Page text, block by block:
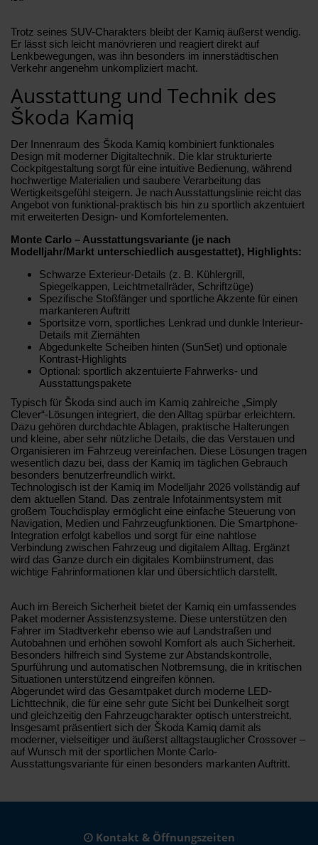
Trotz seines SUV-Charakters bleibt der Kamiq äußerst wendig.
Er lässt sich leicht manövrieren und reagiert direkt auf
Lenkbewegungen, was ihn besonders im innerstädtischen
Verkehr angenehm unkompliziert macht.
Ausstattung und Technik des
Škoda Kamiq
Der Innenraum des Škoda Kamiq kombiniert funktionales
Design mit moderner Digitaltechnik. Die klar strukturierte
Cockpitgestaltung sorgt für eine intuitive Bedienung, während
hochwertige Materialien und saubere Verarbeitung das
Wertigkeitsgefühl steigern. Je nach Ausstattungslinie reicht das
Angebot von funktional-praktisch bis hin zu sportlich akzentuiert
mit erweiterten Design- und Komfortelementen.
Monte Carlo – Ausstattungsvariante (je nach
Modelljahr/Markt unterschiedlich ausgestattet), Highlights:
Schwarze Exterieur-Details (z. B. Kühlergrill,
Spiegelkappen, Leichtmetallräder, Schriftzüge)
Spezifische Stoßfänger und sportliche Akzente für einen
markanteren Auftritt
Sportsitze vorn, sportliches Lenkrad und dunkle Interieur-
Details mit Ziernähten
Abgedunkelte Scheiben hinten (SunSet) und optionale
Kontrast-Highlights
Optional: sportlich akzentuierte Fahrwerks- und
Ausstattungspakete
Typisch für Škoda sind auch im Kamiq zahlreiche „Simply
Clever“-Lösungen integriert, die den Alltag spürbar erleichtern.
Dazu gehören durchdachte Ablagen, praktische Halterungen
und kleine, aber sehr nützliche Details, die das Verstauen und
Organisieren im Fahrzeug vereinfachen. Diese Lösungen tragen
wesentlich dazu bei, dass der Kamiq im täglichen Gebrauch
besonders benutzerfreundlich wirkt.
Technologisch ist der Kamiq im Modelljahr 2026 vollständig auf
dem aktuellen Stand. Das zentrale Infotainmentsystem mit
großem Touchdisplay ermöglicht eine einfache Steuerung von
Navigation, Medien und Fahrzeugfunktionen. Die Smartphone-
Integration erfolgt kabellos und sorgt für eine nahtlose
Verbindung zwischen Fahrzeug und digitalem Alltag. Ergänzt
wird das Ganze durch ein digitales Kombiinstrument, das
wichtige Fahrinformationen klar und übersichtlich darstellt.
Auch im Bereich Sicherheit bietet der Kamiq ein umfassendes
Paket moderner Assistenzsysteme. Diese unterstützen den
Fahrer im Stadtverkehr ebenso wie auf Landstraßen und
Autobahnen und erhöhen sowohl Komfort als auch Sicherheit.
Besonders hilfreich sind Systeme zur Abstandskontrolle,
Spurführung und automatischen Notbremsung, die in kritischen
Situationen unterstützend eingreifen können.
Abgerundet wird das Gesamtpaket durch moderne LED-
Lichttechnik, die für eine sehr gute Sicht bei Dunkelheit sorgt
und gleichzeitig den Fahrzeugcharakter optisch unterstreicht.
Insgesamt präsentiert sich der Škoda Kamiq damit als
moderner, vielseitiger und äußerst alltagstauglicher Crossover –
auf Wunsch mit der sportlichen Monte Carlo-
Ausstattungsvariante für einen besonders markanten Auftritt.
Kontakt & Öffnungszeiten